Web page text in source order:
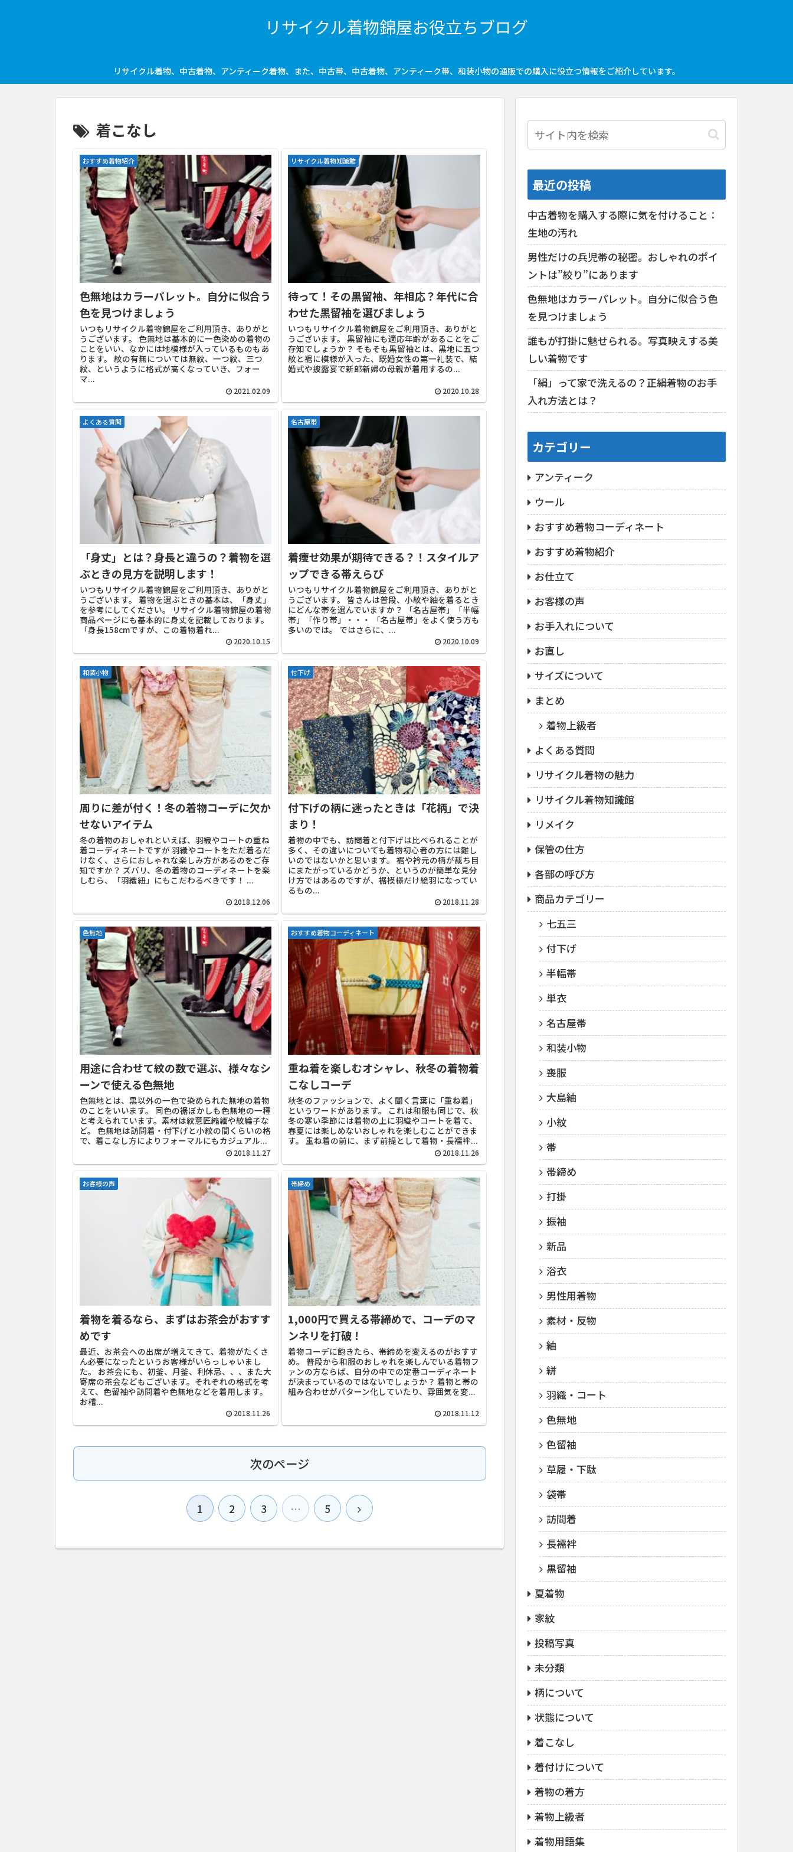
リサイクル着物錦屋お役立ちブログ
リサイクル着物、中古着物、アンティーク着物、また、中古帯、中古着物、アンティーク帯、和装小物の通販での購入に役立つ情報をご紹介しています。
着こなし
おすすめ着物紹介
色無地はカラーパレット。自分に似合う
色を見つけましょう
いつもリサイクル着物錦屋をご利用頂き、ありがと
うございます。 色無地は基本的に一色染めの着物の
ことをいい、なかには地模様が入っているものもあ
ります。 紋の有無については無紋、一つ紋、三つ
紋、というように格式が高くなっていき、フォー
マ...
2021.02.09
リサイクル着物知識館
待って！その黒留袖、年相応？年代に合
わせた黒留袖を選びましょう
いつもリサイクル着物錦屋をご利用頂き、ありがと
うございます。 黒留袖にも適応年齢があることをご
存知でしょうか？ そもそも黒留袖とは、黒地に五つ
紋と裾に模様が入った、既婚女性の第一礼装で、結
婚式や披露宴で新郎新婦の母親が着用するの...
2020.10.28
よくある質問
「身丈」とは？身長と違うの？着物を選
ぶときの見方を説明します！
いつもリサイクル着物錦屋をご利用頂き、ありがと
うございます。 着物を選ぶときの基本は、「身丈」
を参考にしてください。 リサイクル着物錦屋の着物
商品ページにも基本的に身丈を記載しております。
「身長158cmですが、この着物着れ...
2020.10.15
名古屋帯
着痩せ効果が期待できる？！スタイルア
ップできる帯えらび
いつもリサイクル着物錦屋をご利用頂き、ありがと
うございます。 皆さんは普段、小紋や紬を着るとき
にどんな帯を選んでいますか？ 「名古屋帯」「半幅
帯」「作り帯」・・・ 「名古屋帯」をよく使う方も
多いのでは。 ではさらに、...
2020.10.09
和装小物
周りに差が付く！冬の着物コーデに欠か
せないアイテム
冬の着物のおしゃれといえば、羽織やコートの重ね
着コーディネートですが 羽織やコートをただ着るだ
けなく、さらにおしゃれな楽しみ方があるのをご存
知ですか？ ズバリ、冬の着物のコーディネートを楽
しむら、「羽織紐」にもこだわるべきです！ ...
2018.12.06
付下げ
付下げの柄に迷ったときは「花柄」で決
まり！
着物の中でも、訪問着と付下げは比べられることが
多く、その違いについても着物初心者の方には難し
いのではないかと思います。 裾や衿元の柄が裁ち目
にまたがっているかどうか、というのが簡単な見分
け方ではあるのですが、裾模様だけ絵羽になってい
るもの...
2018.11.28
色無地
用途に合わせて紋の数で選ぶ、様々なシ
ーンで使える色無地
色無地とは、黒以外の一色で染められた無地の着物
のことをいいます。 同色の裾ぼかしも色無地の一種
と考えられています。素材は紋意匠縮緬や紋綸子な
ど。 色無地は訪問着・付下げと小紋の間くらいの格
で、着こなし方によりフォーマルにもカジュアル...
2018.11.27
おすすめ着物コーディネート
重ね着を楽しむオシャレ、秋冬の着物着
こなしコーデ
秋冬のファッションで、よく聞く言葉に「重ね着」
というワードがあります。 これは和服も同じで、秋
冬の寒い季節には着物の上に羽織やコートを着て、
春夏には楽しめないおしゃれを楽しむことができま
す。 重ね着の前に、まず前提として着物・長襦袢...
2018.11.26
お客様の声
着物を着るなら、まずはお茶会がおすす
めです
最近、お茶会への出席が増えてきて、着物がたくさ
ん必要になったというお客様がいらっしゃいまし
た。 お茶会にも、初釜、月釜、利休忌、、、また大
寄席の茶会などもございます。それぞれの格式を考
えて、色留袖や訪問着や色無地などを着用します。
お稽...
2018.11.26
帯締め
1,000円で買える帯締めで、コーデのマ
ンネリを打破！
着物コーデに飽きたら、帯締めを変えるのがおすす
め。 普段から和服のおしゃれを楽しんでいる着物フ
ァンの方ならば、自分の中での定番コーディネート
が決まっているのではないでしょうか？ 着物と帯の
組み合わせがパターン化していたり、雰囲気を変...
2018.11.12
次のページ
1 2 3 … 5
最近の投稿
中古着物を購入する際に気を付けること：
生地の汚れ
男性だけの兵児帯の秘密。おしゃれのポイ
ントは”絞り”にあります
色無地はカラーパレット。自分に似合う色
を見つけましょう
誰もが打掛に魅せられる。写真映えする美
しい着物です
「絹」って家で洗えるの？正絹着物のお手
入れ方法とは？
カテゴリー
アンティーク
ウール
おすすめ着物コーディネート
おすすめ着物紹介
お仕立て
お客様の声
お手入れについて
お直し
サイズについて
まとめ
着物上級者
よくある質問
リサイクル着物の魅力
リサイクル着物知識館
リメイク
保管の仕方
各部の呼び方
商品カテゴリー
七五三
付下げ
半幅帯
単衣
名古屋帯
和装小物
喪服
大島紬
小紋
帯
帯締め
打掛
振袖
新品
浴衣
男性用着物
素材・反物
紬
絣
羽織・コート
色無地
色留袖
草履・下駄
袋帯
訪問着
長襦袢
黒留袖
夏着物
家紋
投稿写真
未分類
柄について
状態について
着こなし
着付けについて
着物の着方
着物上級者
着物用語集